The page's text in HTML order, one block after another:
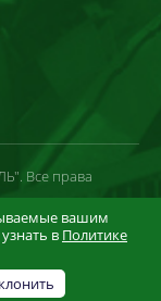
Все права
вашим
в Политике